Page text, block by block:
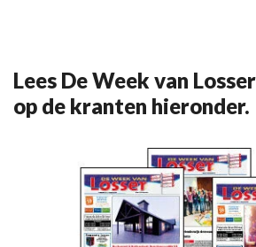
Lees De Week van
op de kranten hieronder.